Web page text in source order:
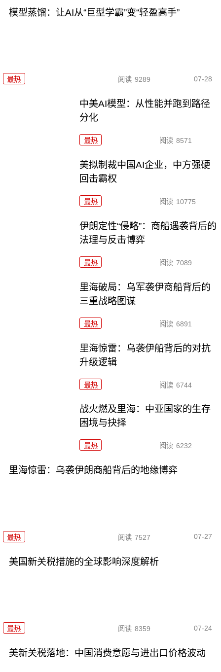
模型蒸馏：让AI从“巨型学霸”变“轻盈高手”
最热 阅读 9289 07-28
中美AI模型：从性能并跑到路径
分化
最热 阅读 8571
美拟制裁中国AI企业，中方强硬
回击霸权
最热 阅读 10775
伊朗定性“侵略”：商船遇袭背后的
法理与反击博弈
最热 阅读 7089
里海破局：乌军袭伊商船背后的
三重战略图谋
最热 阅读 6891
里海惊雷：乌袭伊船背后的对抗
升级逻辑
最热 阅读 6744
战火燃及里海：中亚国家的生存
困境与抉择
最热 阅读 6232
里海惊雷：乌袭伊朗商船背后的地缘博弈
最热 阅读 7527 07-27
美国新关税措施的全球影响深度解析
最热 阅读 8359 07-24
美新关税落地：中国消费意愿与进出口价格波动